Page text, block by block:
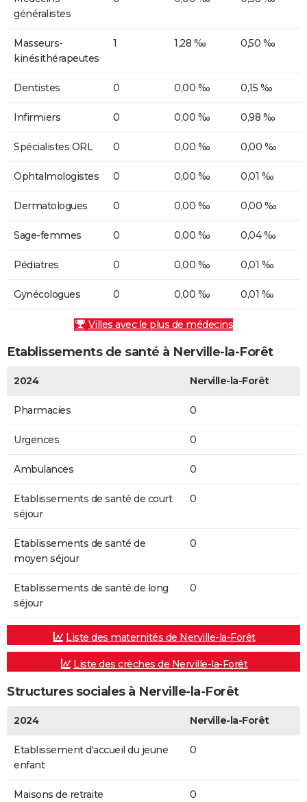
généralistes
Masseurs-
kinésithérapeutes
1 1,28 ‰ 0,50 ‰
Dentistes 0 0,00 ‰ 0,15 ‰
Infirmiers 0 0,00 ‰ 0,98 ‰
Spécialistes ORL 0 0,00 ‰ 0,00 ‰
Ophtalmologistes 0 0,00 ‰ 0,01 ‰
Dermatologues 0 0,00 ‰ 0,00 ‰
Sage-femmes 0 0,00 ‰ 0,04 ‰
Pédiatres 0 0,00 ‰ 0,01 ‰
Gynécologues 0 0,00 ‰ 0,01 ‰
Villes avec le plus de médecins
Etablissements de santé à Nerville-la-Forêt
2024 Nerville-la-Forêt
Pharmacies 0
Urgences 0
Ambulances 0
Etablissements de santé de court
séjour
0
Etablissements de santé de
moyen séjour
0
Etablissements de santé de long
séjour
0
Liste des maternités de Nerville-la-Forêt
Liste des crèches de Nerville-la-Forêt
Structures sociales à Nerville-la-Forêt
2024 Nerville-la-Forêt
Etablissement d'accueil du jeune
enfant
0
Maisons de retraite 0